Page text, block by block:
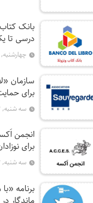
بانک کتاب
درسی تا
ترویجچهارشنبه, ۱۴ مرداد
سازمان
برای
ترویج
سه شنبه, ۱۳ مرداد
انجمن
برای
فرانسه
سه شنبه, ۱۳ مرداد
برنامه